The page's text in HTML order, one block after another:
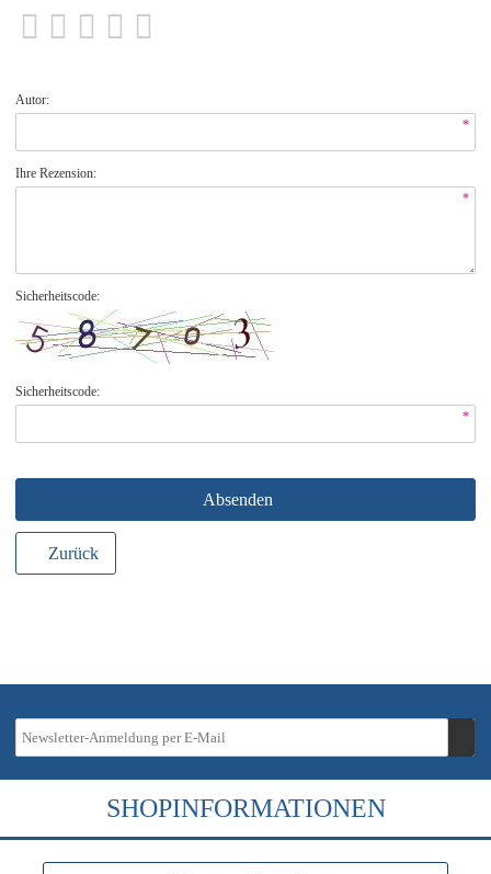
Autor:
*
Ihre Rezension:
*
Sicherheitscode:
Sicherheitscode:
*
Absenden
Zurück
SHOPINFORMATIONEN